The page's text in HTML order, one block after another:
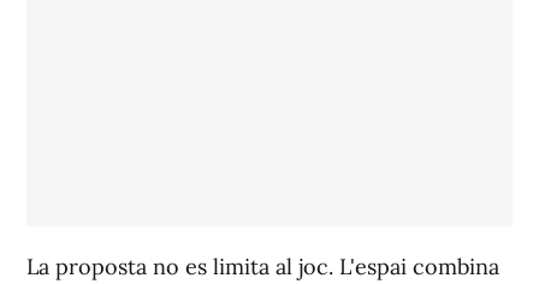
La proposta no es limita al joc. L'espai combina